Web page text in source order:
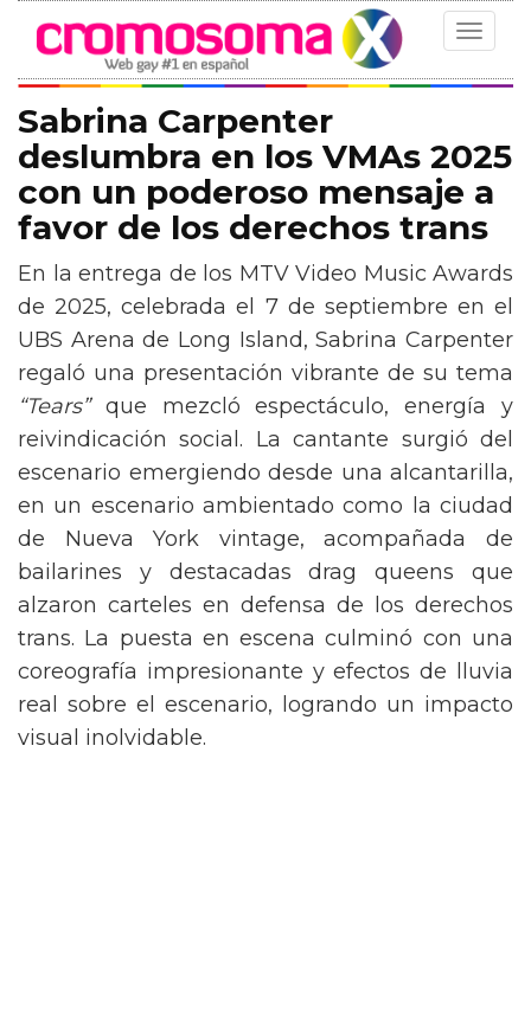
Toggle
Sabrina Carpenter
deslumbra en los VMAs 2025
con un poderoso mensaje a
favor de los derechos trans
En la entrega de los MTV Video Music Awards
de 2025, celebrada el 7 de septiembre en el
UBS Arena de Long Island, Sabrina Carpenter
regaló una presentación vibrante de su tema
“Tears”que mezcló espectáculo, energía y
reivindicación social. La cantante surgió del
escenario emergiendo desde una alcantarilla,
en un escenario ambientado como la ciudad
de Nueva York vintage, acompañada de
bailarines y destacadas drag queens que
alzaron carteles en defensa de los derechos
trans. La puesta en escena culminó con una
coreografía impresionante y efectos de lluvia
real sobre el escenario, logrando un impacto
visual inolvidable.